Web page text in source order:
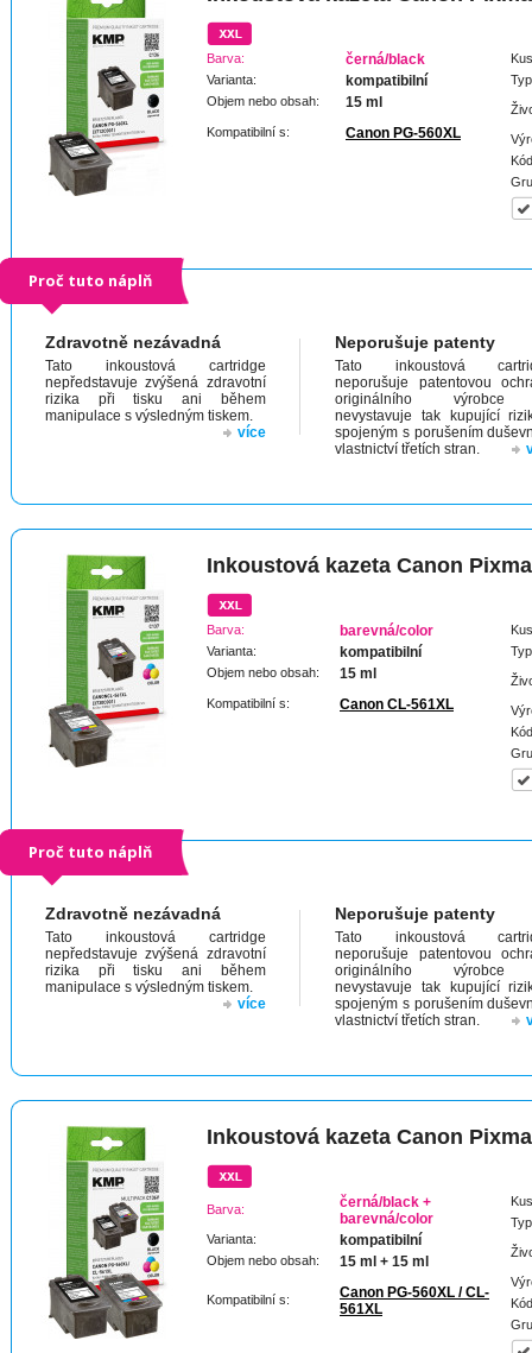
Barva: černá/black
Varianta: kompatibilní
Objem nebo obsah: 15 ml
Kompatibilní s: Canon PG-560XL
Proč tuto náplň
Zdravotně nezávadná
Tato inkoustová cartridge
nepředstavuje zvýšená zdravotní
rizika při tisku ani během
manipulace s výsledným tiskem.
více
Neporušuje patenty
Tato inkoustová
neporušuje patentovou
originálního
nevystavuje tak kupující
spojeným s porušením
vlastnictví třetích stran.
Inkoustová kazeta Canon
Barva: barevná/color
Varianta: kompatibilní
Objem nebo obsah: 15 ml
Kompatibilní s: Canon CL-561XL
Proč tuto náplň
Zdravotně nezávadná
Tato inkoustová cartridge
nepředstavuje zvýšená zdravotní
rizika při tisku ani během
manipulace s výsledným tiskem.
více
Neporušuje patenty
Tato inkoustová
neporušuje patentovou
originálního
nevystavuje tak kupující
spojeným s porušením
vlastnictví třetích stran.
Inkoustová kazeta Canon
Barva:
černá/black +
barevná/color
Varianta: kompatibilní
Objem nebo obsah: 15 ml + 15 ml
Kompatibilní s:
Canon PG-560XL / CL-
561XL